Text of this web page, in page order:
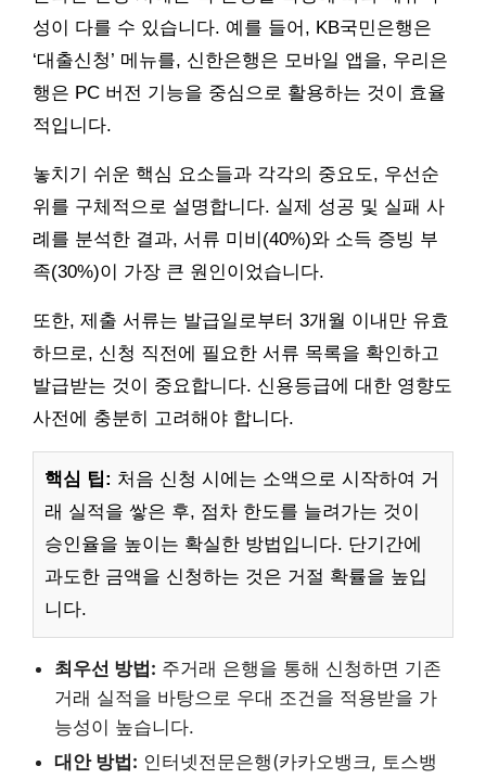
성이 다를 수 있습니다. 예를 들어, KB국민은행은
‘대출신청’ 메뉴를, 신한은행은 모바일 앱을, 우리은
행은 PC 버전 기능을 중심으로 활용하는 것이 효율
적입니다.
놓치기 쉬운 핵심 요소들과 각각의 중요도, 우선순
위를 구체적으로 설명합니다. 실제 성공 및 실패 사
례를 분석한 결과, 서류 미비(40%)와 소득 증빙 부
족(30%)이 가장 큰 원인이었습니다.
또한, 제출 서류는 발급일로부터 3개월 이내만 유효
하므로, 신청 직전에 필요한 서류 목록을 확인하고
발급받는 것이 중요합니다. 신용등급에 대한 영향도
사전에 충분히 고려해야 합니다.
핵심 팁: 처음 신청 시에는 소액으로 시작하여 거
래 실적을 쌓은 후, 점차 한도를 늘려가는 것이
승인율을 높이는 확실한 방법입니다. 단기간에
과도한 금액을 신청하는 것은 거절 확률을 높입
니다.
최우선 방법: 주거래 은행을 통해 신청하면 기존
거래 실적을 바탕으로 우대 조건을 적용받을 가
능성이 높습니다.
대안 방법: 인터넷전문은행(카카오뱅크, 토스뱅